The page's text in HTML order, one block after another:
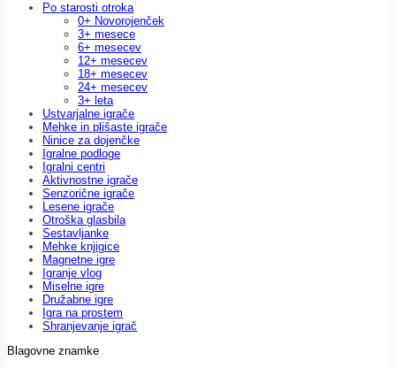
Po starosti otroka
0+ Novorojenček
3+ mesece
6+ mesecev
12+ mesecev
18+ mesecev
24+ mesecev
3+ leta
Ustvarjalne igrače
Mehke in plišaste igrače
Ninice za dojenčke
Igralne podloge
Igralni centri
Aktivnostne igrače
Senzorične igrače
Lesene igrače
Otroška glasbila
Sestavljanke
Mehke knjigice
Magnetne igre
Igranje vlog
Miselne igre
Družabne igre
Igra na prostem
Shranjevanje igrač
Blagovne znamke